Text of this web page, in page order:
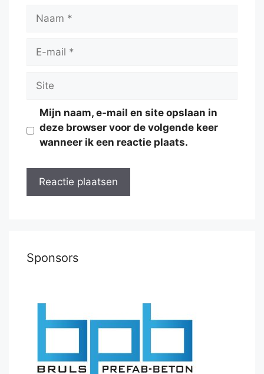
Naam
Site
Mijn naam, e-mail en site opslaan in
deze browser voor de volgende keer
wanneer ik een reactie plaats.
Sponsors